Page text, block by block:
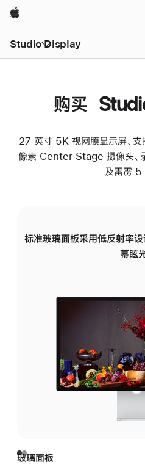
Apple
Studio Display
购买
27 英寸 5K 视网膜显示屏、
像素 Center Stage 摄像头、
及雷雳 5
标准玻璃面板采用低反射率
幕眩光
玻璃面板